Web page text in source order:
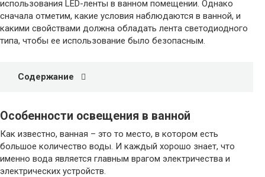
использования LED-ленты в ванном помещении. Однако
сначала отметим, какие условия наблюдаются в ванной, и
какими свойствами должна обладать лента светодиодного
типа, чтобы ее использование было безопасным.
Содержание
Особенности освещения в ванной
Как известно, ванная – это то место, в котором есть
большое количество воды. И каждый хорошо знает, что
именно вода является главным врагом электричества и
электрических устройств.